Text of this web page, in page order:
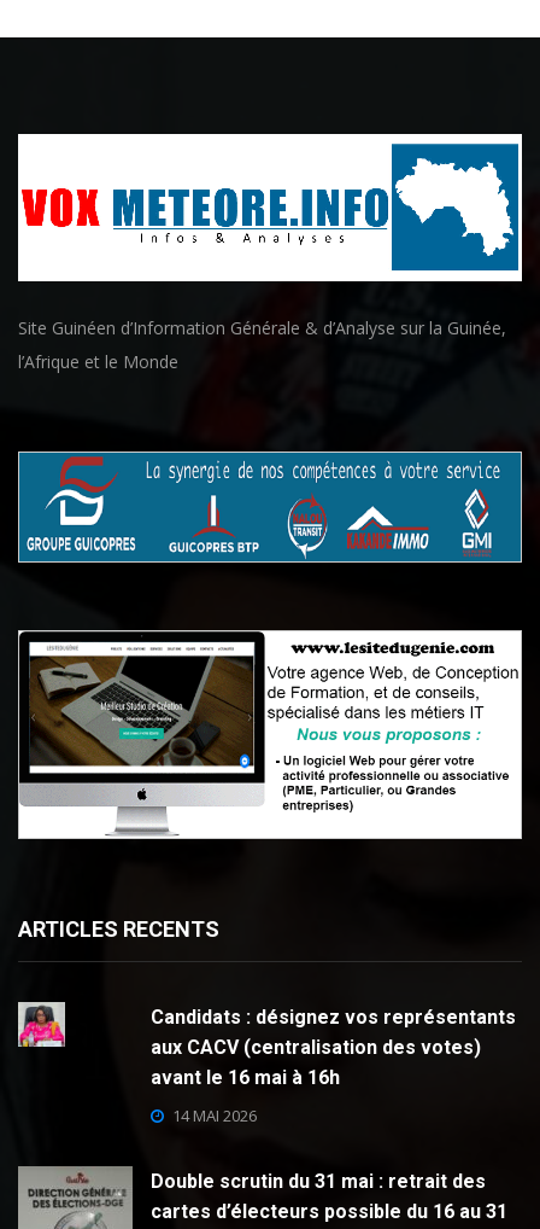
Site Guinéen d’Information Générale & d’Analyse sur la Guinée,
l’Afrique et le Monde
ARTICLES RECENTS
Candidats : désignez vos représentants
aux CACV (centralisation des votes)
avant le 16 mai à 16h
14 MAI 2026
Double scrutin du 31 mai : retrait des
cartes d’électeurs possible du 16 au 31